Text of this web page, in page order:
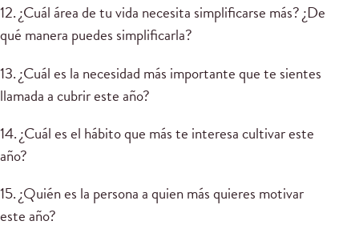
12. ¿Cuál área de tu vida necesita simplificarse más? ¿De
qué manera puedes simplificarla?
13. ¿Cuál es la necesidad más importante que te sientes
llamada a cubrir este año?
14. ¿Cuál es el hábito que más te interesa cultivar este
año?
15. ¿Quién es la persona a quien más quieres motivar
este año?